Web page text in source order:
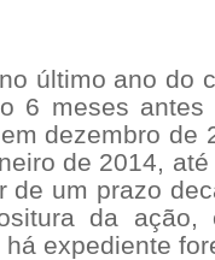
último ano do
6 meses
dezembro de
de 2014,
de um prazo
da ação,
expediente